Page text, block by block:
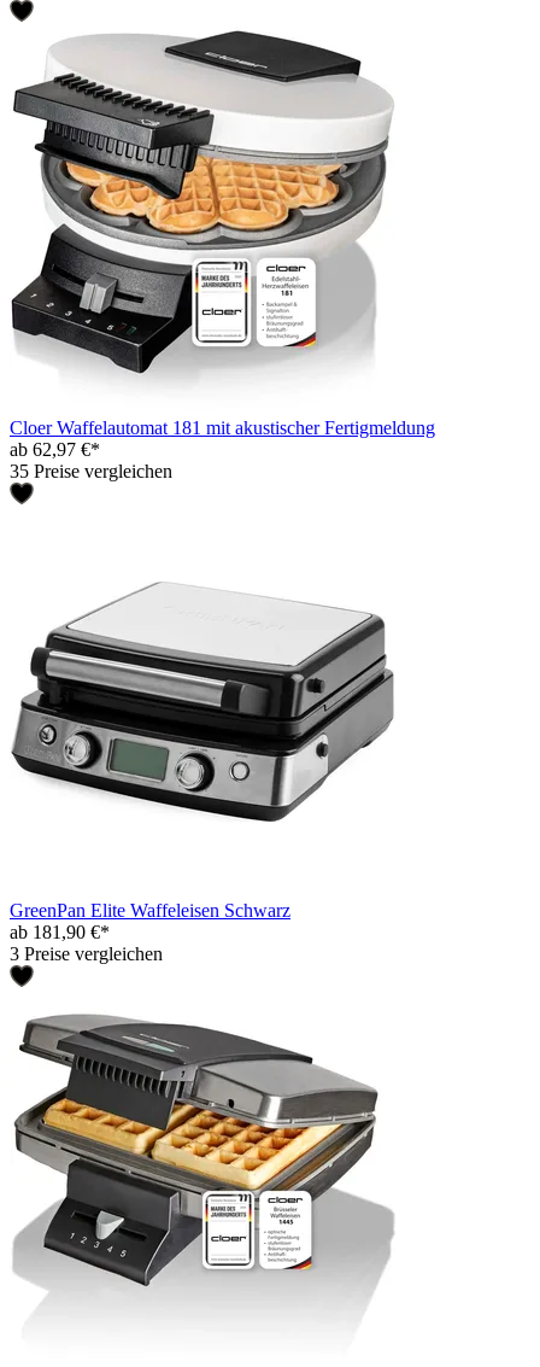
Cloer Waffelautomat 181 mit akustischer Fertigmeldung
ab 62,97 €*
35 Preise vergleichen
GreenPan Elite Waffeleisen Schwarz
ab 181,90 €*
3 Preise vergleichen